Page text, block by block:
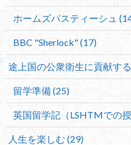
ホームズパスティーシュ
BBC "Sherlock" (17)
途上国の公衆衛生に貢献す
留学準備 (25)
英国留学記（LSHTMでの
人生を楽しむ (29)